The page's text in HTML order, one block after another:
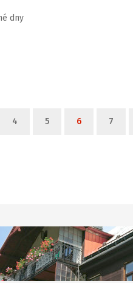
dny
4 5 6 7